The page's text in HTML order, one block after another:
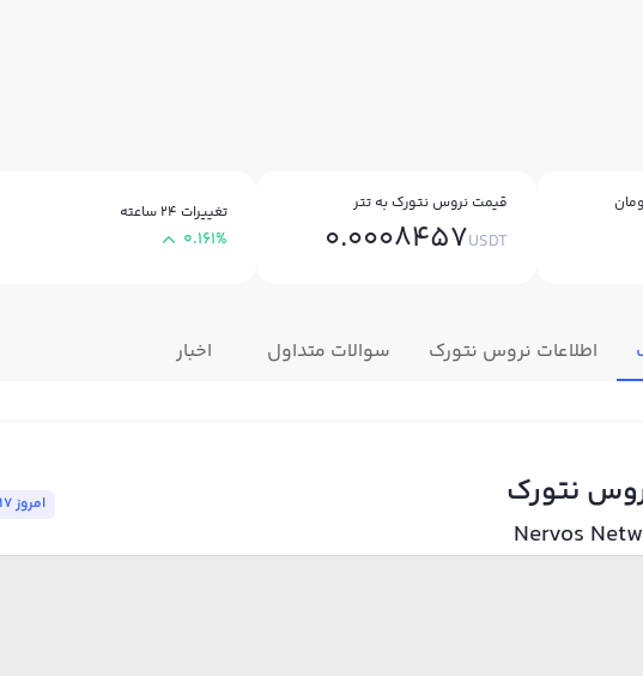
قیمت نروس نتورک به تتر
0.0008457USDT
تغییرات ۲۴ ساعته
0.161%
اطلاعات نروس نتورک سوالات متداول اخبار
نتورک
Nervos
امروز ١٧ مرداد ١٤٠٥